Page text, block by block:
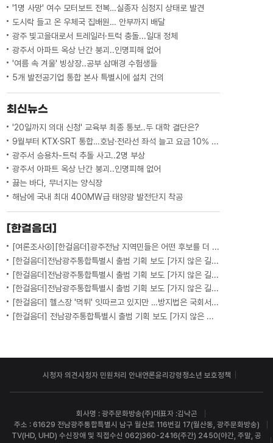
'1명 사망' 여수 모터보트 전복…실종자 심정지 상태로 발견
도시락 들고 온 우체국 집배원… 안부까지 배달
광주 빛고을대로서 트레일러·트럭 충돌...일대 정체
광주서 아파트 옥상 난간 붕괴..인명피해 없어
'여름 속 겨울' 빙상장..공부 삼매경 수험생들
5개 발전공기업 통합 본사 특별시에 설치 건의
최신뉴스
'20일까지 의대 신청' 교육부 최종 통보..두 대학 결단은?
9월부터 KTX·SRT 통합…호남·전라선 좌석 늘고 요금 10% 인하
광주서 승용차-트럭 추돌 사고..2명 부상
광주서 아파트 옥상 난간 붕괴..인명피해 없어
끓는 바다, 무너지는 양식장
해남에 국내 최대 400MW급 태양광 발전단지 착공
[한걸음더]
[여론조사④][한걸음더]광주전남 지역민들은 어떤 후보를 더 선호할까.. 변수는?
[한걸음더]전남광주통합특별시 출범 기획 보도 [가지 않은 길] 5편 프랑스 헌법에 새긴 '지방 분권'..전남광주 통합 성공 조건은?
[한걸음더]전남광주통합특별시 출범 기획 보도 [가지 않은 길] 4편 프랑스 지역 통합 10년 성적표
[한걸음더]전남광주통합특별시 출범 기획 보도 [가지 않은 길] 3편 프랑스 통합 10년 지났지만..."우린 여전히 알자스인"
[한걸음더] 헬스장 '먹튀' 잇따르고 있지만 …방지법은 국회서 낮잠
[한걸음더] 전남광주통합특별시 출범 기획 보도 [가지 않은 길] 2편 지방이 주도한 투자..'유럽 상위 5개 지역' 도약 비결은?
시청자 의견시청자 민원처리 안내언론윤리강령 청소년 보호정책
회사명 : 광주문화방송(주)대표자 :김낙곤
주소 : 61629 전남광주통합특별시 남구 월산로 116번길 17(월산동, 광주문화방송)
TV(HD, UHD) 수신장애 및 직접수신 062)360-2416(주간) 2450(야간, 주말, 공